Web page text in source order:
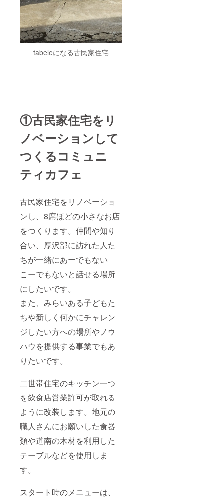
tabeleになる古民家住宅
①古民家住宅をリ
ノベーションして
つくるコミュニ
ティカフェ
古民家住宅をリノベーショ
ンし、8席ほどの小さなお店
をつくります。仲間や知り
合い、厚沢部に訪れた人た
ちが一緒にあーでもない
こーでもないと話せる場所
にしたいです。
また、みらいある子どもた
ちや新しく何かにチャレン
ジしたい方への場所やノウ
ハウを提供する事業でもあ
りたいです。
二世帯住宅のキッチン一つ
を飲食店営業許可が取れる
ように改装します。地元の
職人さんにお願いした食器
類や道南の木材を利用した
テーブルなどを使用しま
す。
スタート時のメニューは、